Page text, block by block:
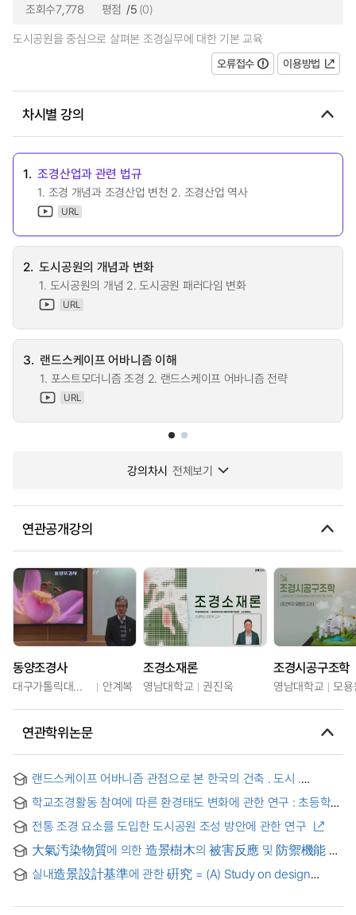
조회수7,778 평점 /5 (0)
도시공원을 중심으로 살펴본 조경실무에 대한 기본 교육
오류접수
이용방법
차시별 강의
1. 조경산업과 관련 법규
1. 조경 개념과 조경산업 변천 2. 조경산업 역사
URL
2. 도시공원의 개념과 변화
1. 도시공원의 개념 2. 도시공원 패러다임 변화
URL
3. 랜드스케이프 어바니즘 이해
1. 포스트모더니즘 조경 2. 랜드스케이프 어바니즘 전략
URL
강의차시 전체보기
연관공개강의
동양조경사
대구가톨릭대학교 안계복
조경소재론
영남대학교 권진욱
조경시공구조학
영남대학교 모
연관학위논문
랜드스케이프 어바니즘 관점으로 본 한국의 건축 ․ 도시 ․
국립아시아문화전당, 광주 푸른길 사례를 중심으로
학교조경활동 참여에 따른 환경태도 변화에 관한 연구 : 초등학생
landscaping and changes in their environmental attitudes :
focused on school landscaping participation of elementary
school students
전통 조경 요소를 도입한 도시공원 조성 방안에 관한 연구
大氣汚染物質에 의한 造景樹木의 被害反應 및 防禦機能 =
Injury responses and resistance functions of landscaping
trees to air pollutants
실내造景設計基準에 관한 硏究 = (A) Study on design